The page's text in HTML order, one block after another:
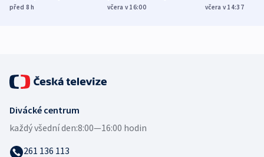
různých zemí
před 8h
dohodu o
včera v 16:00
Bojovali na
včera v 14:37
Divácké centrum
každý všední den:8:00—16:00 hodin
261 136 113